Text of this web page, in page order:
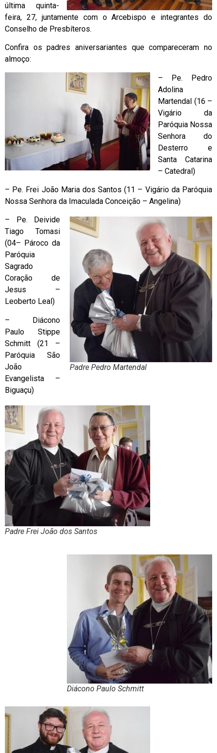
última quinta-
feira, 27, juntamente com o Arcebispo e integrantes do
Conselho de Presbíteros.
Confira os padres aniversariantes que compareceram no
almoço:
– Pe. Pedro
Adolina
Martendal (16 –
Vigário da
Paróquia Nossa
Senhora do
Desterro e
Santa Catarina
– Catedral)
– Pe. Frei João Maria dos Santos (11 – Vigário da Paróquia
Nossa Senhora da Imaculada Conceição – Angelina)
Padre Pedro Martendal
– Pe. Deivide
Tiago Tomasi
(04– Pároco da
Paróquia
Sagrado
Coração de
Jesus –
Leoberto Leal)
– Diácono
Paulo Stippe
Schmitt (21 –
Paróquia São
João
Evangelista –
Biguaçu)
Padre Frei João dos Santos
Diácono Paulo Schmitt